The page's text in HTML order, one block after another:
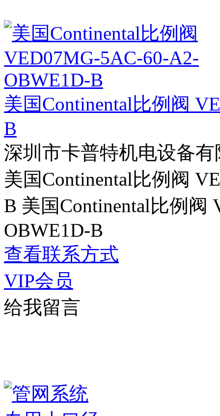
美国Continental比例阀
B
深圳市卡普特机电设备有
美国Continental比例阀
B 美国Continental比例阀
OBWE1D-B
查看联系方式
VIP会员
给我留言